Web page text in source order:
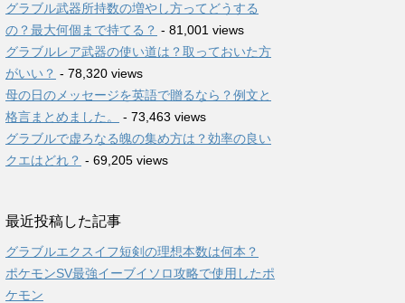
グラブル武器所持数の増やし方ってどうする
の？最大何個まで持てる？ - 81,001 views
グラブルレア武器の使い道は？取っておいた方
がいい？ - 78,320 views
母の日のメッセージを英語で贈るなら？例文と
格言まとめました。
- 73,463 views
グラブルで虚ろなる魄の集め方は？効率の良い
クエはどれ？ - 69,205 views
最近投稿した記事
グラブルエクスイフ短剣の理想本数は何本？
ポケモンSV最強イーブイソロ攻略で使用したポ
ケモン